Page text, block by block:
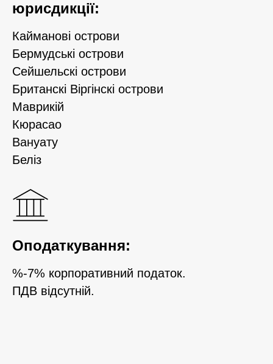
юрисдикції:
Кайманові острови
Бермудські острови
Сейшельскі острови
Британскі Віргінскі острови
Маврикій
Кюрасао
Вануату
Беліз
Оподаткування:
%-7% корпоративний податок.
ПДВ відсутній.